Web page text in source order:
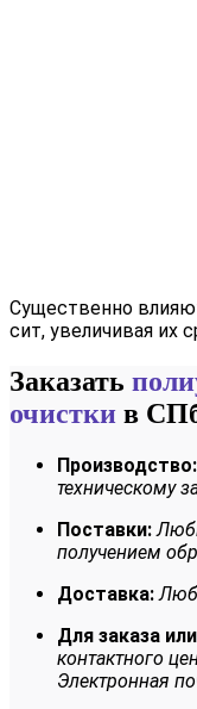
Существенно
сит, увеличивая их
Заказать
очистки в
Производство:
техническому
Поставки:
получением
Доставка:
Для заказа
контактного
Электронная